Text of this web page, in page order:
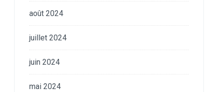
août 2024
juillet 2024
juin 2024
mai 2024